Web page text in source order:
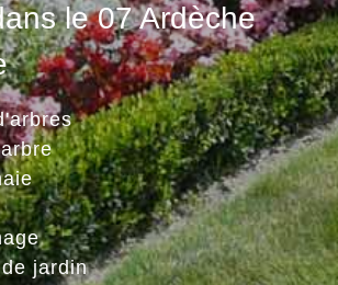
le 07 Ardèche
jardin